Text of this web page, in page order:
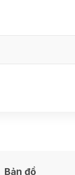
Bản đồ